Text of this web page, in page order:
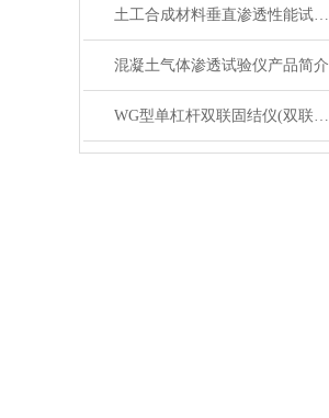
土工合成材料垂直渗透性能试验仪产品简介
混凝土气体渗透试验仪产品简介
WG型单杠杆双联固结仪(双联低压双联中压）产品展示